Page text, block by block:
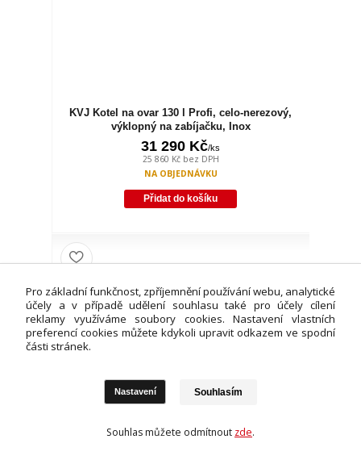
KVJ Kotel na ovar 130 l Profi, celo-nerezový,
výklopný na zabíjačku, Inox
31 290 Kč/ks
25 860 Kč bez DPH
NA OBJEDNÁVKU
Přidat do košíku
Pro základní funkčnost, zpříjemnění používání webu, analytické
účely a v případě udělení souhlasu také pro účely cílení
reklamy využíváme soubory cookies. Nastavení vlastních
preferencí cookies můžete kdykoli upravit odkazem ve spodní
části stránek.
Nastavení Souhlasím
Souhlas můžete odmítnout zde.